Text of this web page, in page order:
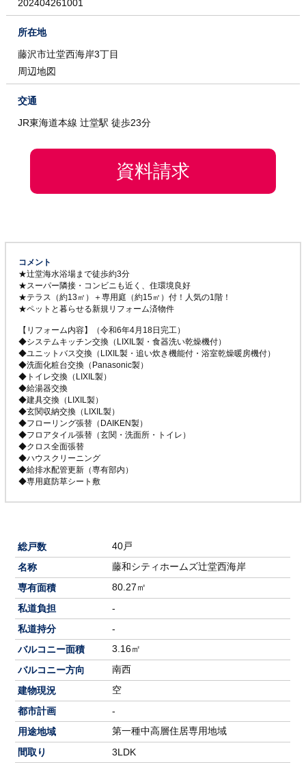
202404261001
所在地
藤沢市辻堂西海岸3丁目
周辺地図
交通
JR東海道本線 辻堂駅 徒歩23分
資料請求
コメント
★辻堂海水浴場まで徒歩約3分
★スーパー隣接・コンビニも近く、住環境良好
★テラス（約13㎡）＋専用庭（約15㎡）付！人気の1階！
★ペットと暮らせる新規リフォーム済物件
【リフォーム内容】（令和6年4月18日完工）
◆システムキッチン交換（LIXIL製・食器洗い乾燥機付）
◆ユニットバス交換（LIXIL製・追い炊き機能付・浴室乾燥暖房機付）
◆洗面化粧台交換（Panasonic製）
◆トイレ交換（LIXIL製）
◆給湯器交換
◆建具交換（LIXIL製）
◆玄関収納交換（LIXIL製）
◆フローリング張替（DAIKEN製）
◆フロアタイル張替（玄関・洗面所・トイレ）
◆クロス全面張替
◆ハウスクリーニング
◆給排水配管更新（専有部内）
◆専用庭防草シート敷
総戸数
40戸
名称
藤和シティホームズ辻堂西海岸
専有面積
80.27㎡
私道負担
-
私道持分
-
バルコニー面積
3.16㎡
バルコニー方向
南西
建物現況
空
都市計画
-
用途地域
第一種中高層住居専用地域
間取り
3LDK